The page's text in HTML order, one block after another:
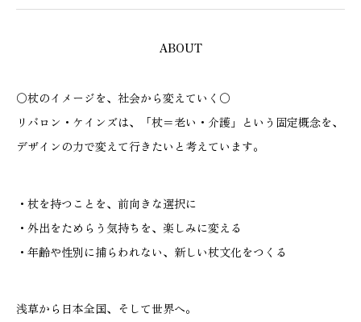
ABOUT
〇杖のイメージを、社会から変えていく〇
リバロン・ケインズは、「杖＝老い・介護」という固定概念を、
デザインの力で変えて行きたいと考えています。
・杖を持つことを、前向きな選択に
・外出をためらう気持ちを、楽しみに変える
・年齢や性別に捕らわれない、新しい杖文化をつくる
浅草から日本全国、そして世界へ。